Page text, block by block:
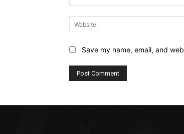
Save my name, email, and